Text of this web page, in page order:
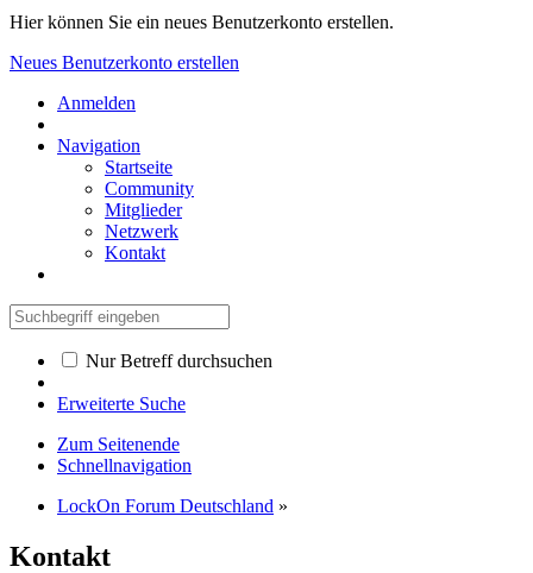
Hier können Sie ein neues Benutzerkonto erstellen.
Neues Benutzerkonto erstellen
Anmelden
Navigation
Startseite
Community
Mitglieder
Netzwerk
Kontakt
Nur Betreff durchsuchen
Erweiterte Suche
Zum Seitenende
Schnellnavigation
LockOn Forum Deutschland »
Kontakt